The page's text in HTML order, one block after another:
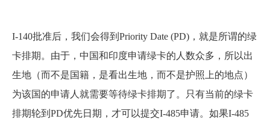
I-140批准后，我们会得到Priority Date (PD)，就是所谓的绿
卡排期。由于，中国和印度申请绿卡的人数众多，所以出
生地（而不是国籍，是看出生地，而不是护照上的地点）
为该国的申请人就需要等待绿卡排期了。只有当前的绿卡
排期轮到PD优先日期，才可以提交I-485申请。如果I-485